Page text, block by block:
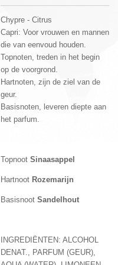
Chypre - Citrus
Capri: Voor vrouwen en mannen
die van eenvoud houden.
Topnoten, treden in het begin
op de voorgrond.
Hartnoten, zijn de ziel van de
geur.
Basisnoten, leveren diepte aan
het parfum.
Topnoot Sinaasappel
Hartnoot Rozemarijn
Basisnoot Sandelhout
INGREDIËNTEN: ALCOHOL
DENAT., PARFUM (GEUR),